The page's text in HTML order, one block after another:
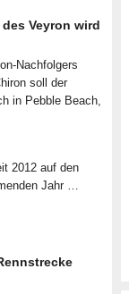
Veyron wird
Nachfolgers
soll der
in Pebble Beach,
2012 auf den
Jahr …